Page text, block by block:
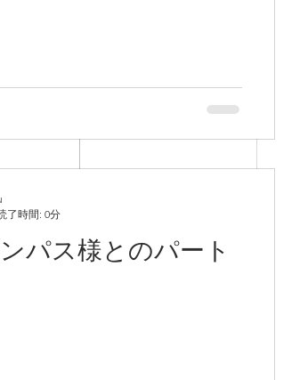
２０２６年も名古屋グランパ
ス様を応援しています。
パス様とのパート
了時間: 0分